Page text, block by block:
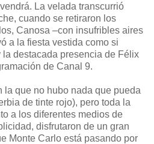
La velada transcurrió
cuando se retiraron los
Canosa –con insufribles aires
a la fiesta vestida como si
destacada presencia de Félix
de Canal 9.
la que no hubo nada que pueda
de tinte rojo), pero toda la
a los diferentes medios de
disfrutaron de un gran
Monte Carlo está pasando por